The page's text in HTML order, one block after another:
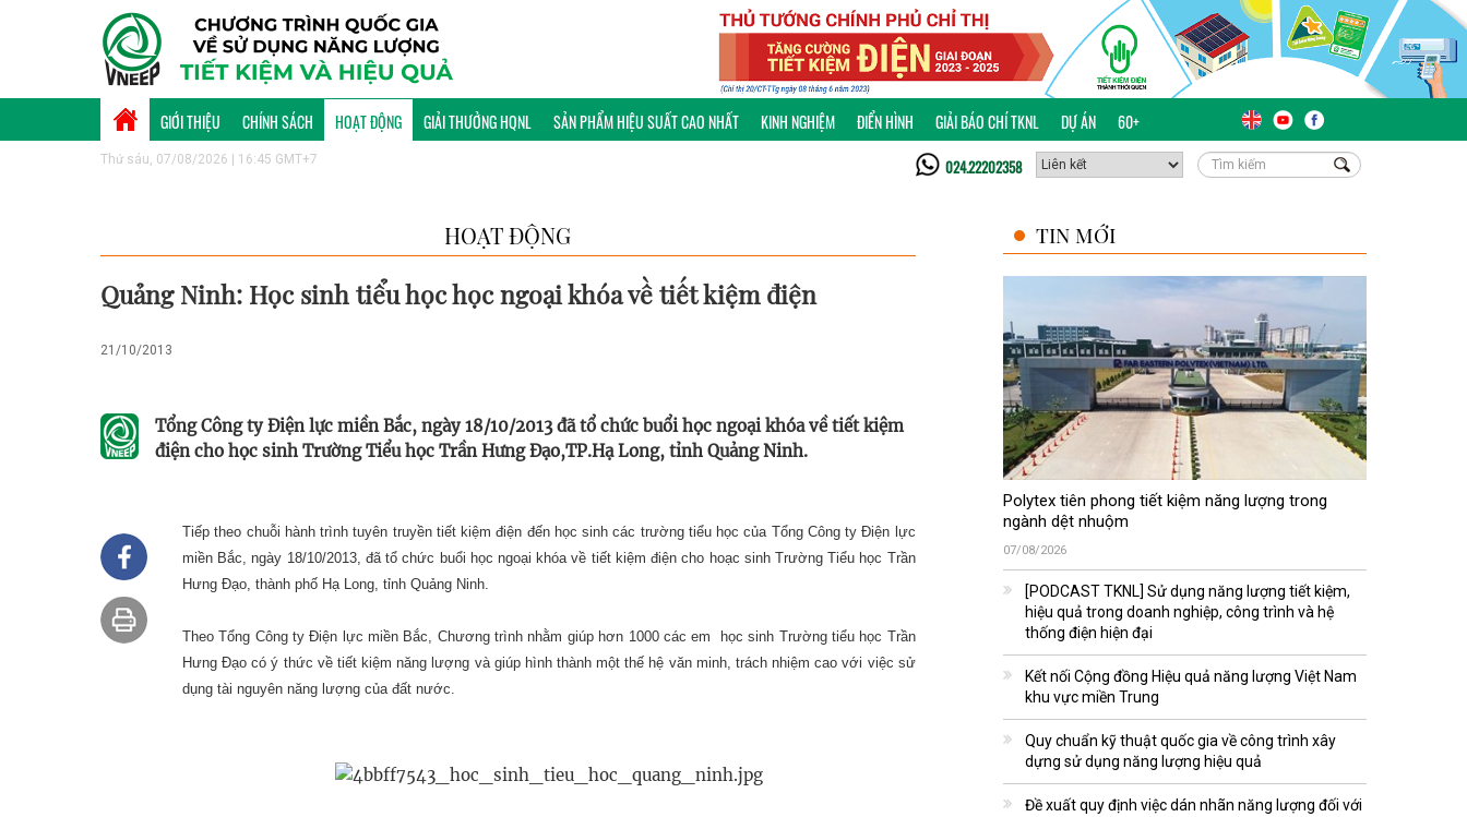
GIỚI THIỆU CHÍNH SÁCH HOẠT ĐỘNG GIẢI THƯỞNG HQNL SẢN PHẨM HIỆU SUẤT CAO NHẤT KINH NGHIỆM ĐIỂN HÌNH GIẢI BÁO CHÍ TKNL DỰ ÁN 60+
Thứ sáu, 07/08/2026 | 16:45 GMT+7 024.22202358
HOẠT ĐỘNG
Quảng Ninh: Học sinh tiểu học học ngoại khóa về tiết kiệm điện
21/10/2013
Tổng Công ty Điện lực miền Bắc, ngày 18/10/2013 đã tổ chức buổi học ngoại khóa về tiết kiệm
điện cho học sinh Trường Tiểu học Trần Hưng Đạo,TP.Hạ Long, tỉnh Quảng Ninh.
Tiếp theo chuỗi hành trình tuyên truyền tiết kiệm điện đến học sinh các trường tiểu học của Tổng Công ty Điện lực
miền Bắc, ngày 18/10/2013, đã tổ chức buổi học ngoại khóa về tiết kiệm điện cho hoạc sinh Trường Tiểu học Trần
Hưng Đạo, thành phố Hạ Long, tỉnh Quảng Ninh.
Theo Tổng Công ty Điện lực miền Bắc, Chương trình nhằm giúp hơn 1000 các em học sinh Trường tiểu học Trần
Hưng Đạo có ý thức về tiết kiệm năng lượng và giúp hình thành một thế hệ văn minh, trách nhiệm cao với việc sử
dụng tài nguyên năng lượng của đất nước.
TIN MỚI
Polytex tiên phong tiết kiệm năng lượng trong
ngành dệt nhuộm
07/08/2026
[PODCAST TKNL] Sử dụng năng lượng tiết kiệm,
hiệu quả trong doanh nghiệp, công trình và hệ
thống điện hiện đại
Kết nối Cộng đồng Hiệu quả năng lượng Việt Nam
khu vực miền Trung
Quy chuẩn kỹ thuật quốc gia về công trình xây
dựng sử dụng năng lượng hiệu quả
Đề xuất quy định việc dán nhãn năng lượng đối với